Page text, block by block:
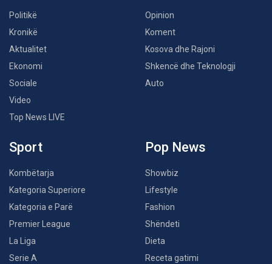
Politikë
Kronikë
Aktualitet
Ekonomi
Sociale
Video
Top News LIVE
Opinion
Koment
Kosova dhe Rajoni
Shkencë dhe Teknologji
Auto
Sport
Kombëtarja
Kategoria Superiore
Kategoria e Parë
Premier League
La Liga
Serie A
Pop News
Showbiz
Lifestyle
Fashion
Shëndeti
Dieta
Receta gatimi